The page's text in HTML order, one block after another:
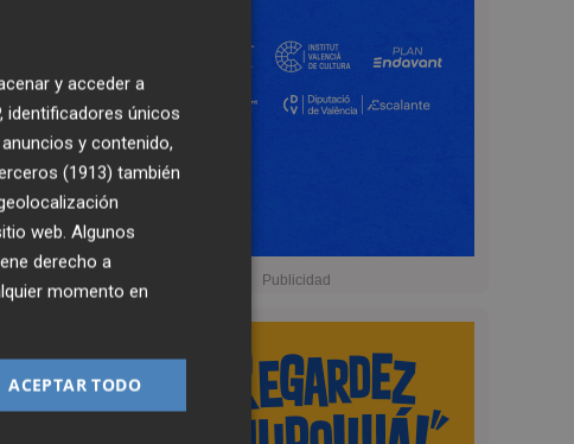
y acceder a
identificadores únicos
y contenido,
(1913) también
web. Algunos
derecho a
momento en
ACEPTAR TODO